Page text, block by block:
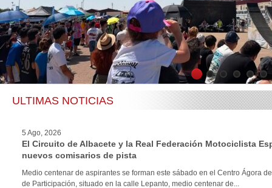
1 2 3 4 5 6
ULTIMAS NOTICIAS
5 Ago, 2026
El Circuito de Albacete y la Real Federación Motociclista
nuevos comisarios de pista
Medio centenar de aspirantes se forman este sábado en el Centro Ágora
de Participación, situado en la calle Lepanto, medio centenar de...